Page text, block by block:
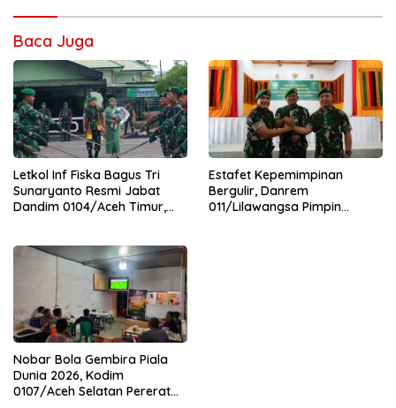
Baca Juga
Letkol Inf Fiska Bagus Tri
Sunaryanto Resmi Jabat
Dandim 0104/Aceh Timur,
0104/Atim
Estafet Kepemimpinan
Bergulir, Danrem
011/Lilawangsa Pimpin
Nobar Bola Gembira Piala
Dunia 2026, Kodim
0107/Aceh Selatan Pererat